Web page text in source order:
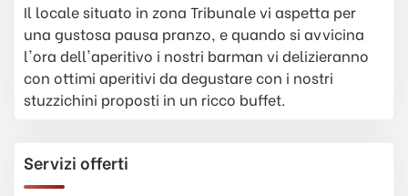
Il locale situato in zona Tribunale vi aspetta per
una gustosa pausa pranzo, e quando si avvicina
l'ora dell'aperitivo i nostri barman vi delizieranno
con ottimi aperitivi da degustare con i nostri
stuzzichini proposti in un ricco buffet.
Servizi offerti